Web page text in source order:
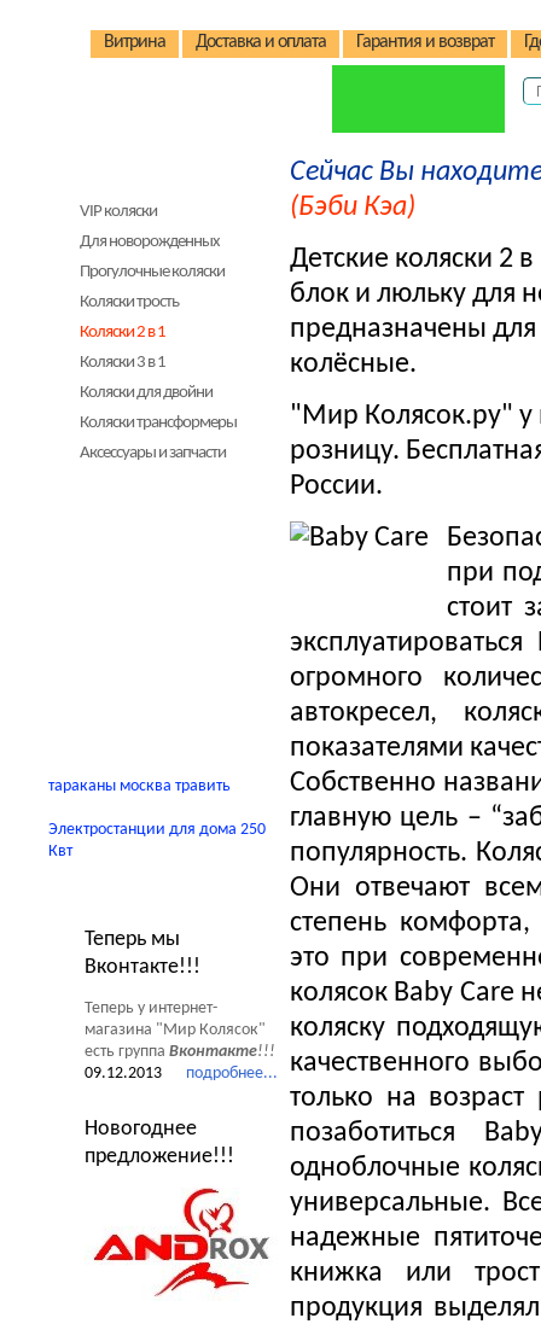
Витрина Доставка и оплата Гарантия и возврат
Сейчас Вы
(Бэби Кэа)
Детские коляски 2
блок и люльку для
предназначены для
колёсные.
"Мир Колясок.ру" у
розницу.
России.
при
стоит
огромного
автокресел,
показателями
Собственно
главную цель –
популярность.
Они отвечают
степень
это при
колясок Baby Care
коляску
качественного
только на
позаботиться
одноблочные
универсальные.
надежные
книжка или
продукция
VIP коляски
Для новорожденных
Прогулочные коляски
Коляски трость
Коляски 2 в 1
Коляски 3 в 1
Коляски для двойни
Коляски трансформеры
Аксессуары и запчасти
тараканы москва травить
Электростанции для дома 250
Квт
Теперь мы
Вконтакте!!!
Теперь у интернет-
магазина "Мир Колясок"
есть группа Вконтакте!!!
подробнее...
09.12.2013
Новогоднее
предложение!!!